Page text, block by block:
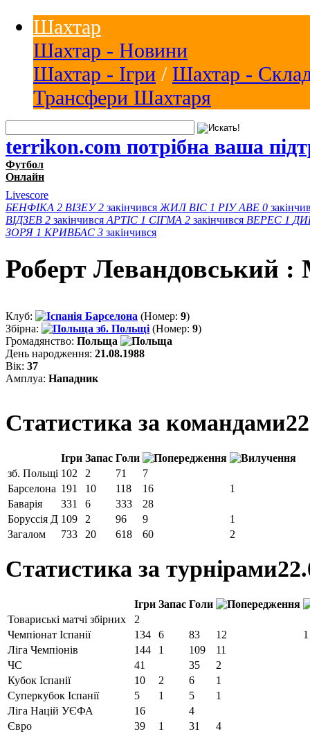
Шахтар
Шахтар - Новини
Шахтар - Ігри / Шахтар -
Трансфери Шахтаря
terrikon.com потрібна ваша
Футбол
Онлайн
Livescore
БЕНФІКА 2 ВІЗЕУ 2 закінчився ЖИЛ ВІС 1 РІУ АВЕ 0
ВІДЗЕВ 2 закінчився АРТІС 1 СІГМА 2 закінчився ВЕРЕС 1
ЗОРЯ 1 КРИВБАС 3 закінчився
Роберт Левандовський
Клуб: Барселона (Номер: 9)
Збірна:
зб. Польщі (Номер: 9)
Громадянство: Польща
День народження: 21.08.1988
Вік: 37
Амплуа: Нападник
Статистика за командами
Ігри Запас Голи
зб. Польщі 102 2 71
7
Барселона 191 10 118 16
1
Баварія
331 6 333
28
Боруссія Д 109 2 96 9
1
Загалом
733 20 618 60 2
Статистика за турнірами
Ігри Запас Голи
Товариські матчі збірних
2
Чемпiонат Іспанії
134 6 83 12
1
Ліга Чемпіонів
144 1 109
11
ЧС
41 35
2
Кубок Іспанії
10 2 6
1
Суперкубок Іспанії
5 1 5
1
Ліга Націй УЄФА
16
4
Євро
39 1 31
4